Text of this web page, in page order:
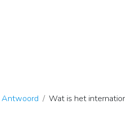
Antwoord Wat is het